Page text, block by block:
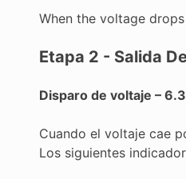
When the voltage
Etapa 2 - Salida
Disparo de voltaje –
Cuando el voltaje cae
Los siguientes